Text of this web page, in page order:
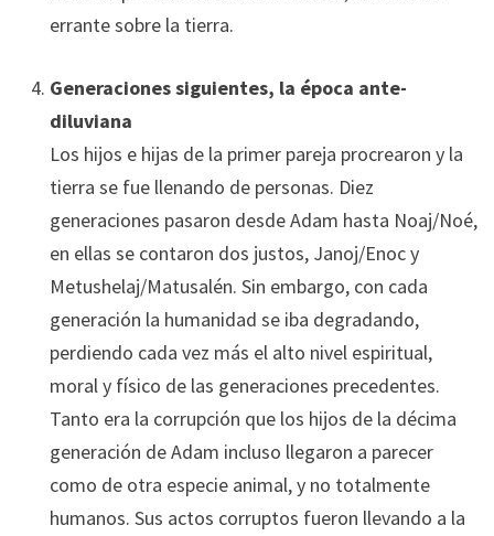
errante sobre la tierra.
Generaciones siguientes, la época ante-
diluviana
Los hijos e hijas de la primer pareja procrearon y la
tierra se fue llenando de personas. Diez
generaciones pasaron desde Adam hasta Noaj/Noé,
en ellas se contaron dos justos, Janoj/Enoc y
Metushelaj/Matusalén. Sin embargo, con cada
generación la humanidad se iba degradando,
perdiendo cada vez más el alto nivel espiritual,
moral y físico de las generaciones precedentes.
Tanto era la corrupción que los hijos de la décima
generación de Adam incluso llegaron a parecer
como de otra especie animal, y no totalmente
humanos. Sus actos corruptos fueron llevando a la